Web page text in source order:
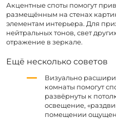
Акцентные споты помогут
размещённым на стенах
элементам интерьера. Для
нейтральных тонов, свет
отражение в зеркале.
Ещё несколько советов
Визуально
комнаты помогут
развёрнуты к
освещение,
помещении